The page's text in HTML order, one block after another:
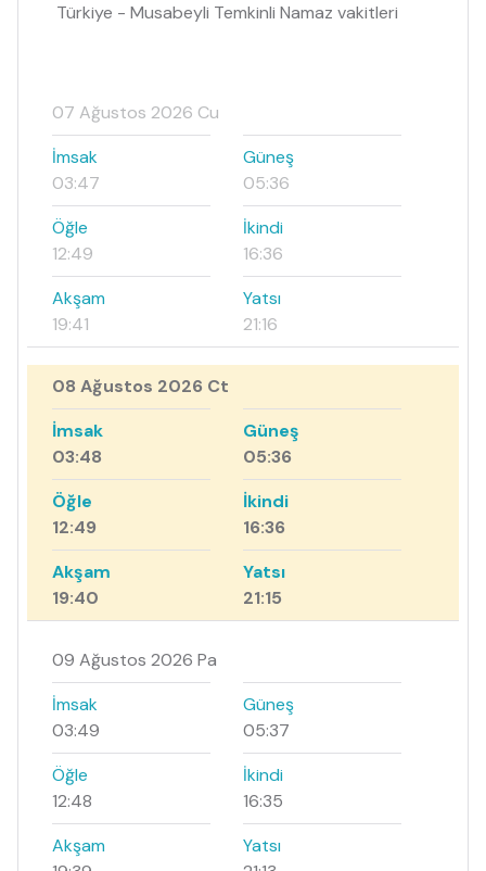
Türkiye - Musabeyli Temkinli Namaz vakitleri
07 Ağustos 2026 Cu
İmsak
03:47
Güneş
05:36
Öğle
12:49
İkindi
16:36
Akşam
19:41
Yatsı
21:16
08 Ağustos 2026 Ct
İmsak
03:48
Güneş
05:36
Öğle
12:49
İkindi
16:36
Akşam
19:40
Yatsı
21:15
09 Ağustos 2026 Pa
İmsak
03:49
Güneş
05:37
Öğle
12:48
İkindi
16:35
Akşam
Yatsı